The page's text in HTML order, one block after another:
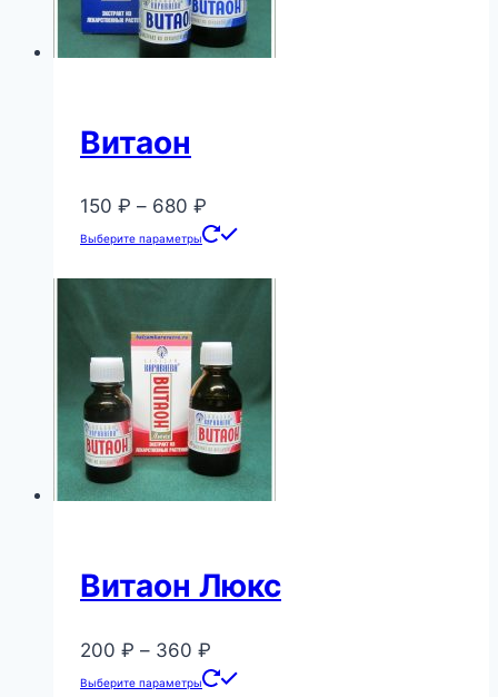
Витаон
150 ₽ – 680 ₽
цен:
Выберите параметры
Этот
Опции
можно
выбрать
на
странице
Витаон Люкс
200 ₽ – 360 ₽
цен:
Выберите параметры
Этот